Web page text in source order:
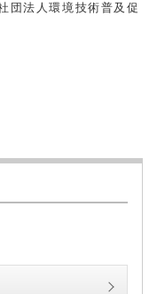
団法人環境技術普及促